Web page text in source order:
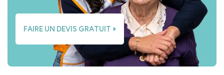
FAIRE UN DEVIS GRATUIT